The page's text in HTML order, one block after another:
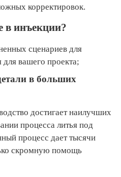
корректировок.
в инъекции?
сценариев для
вашего проекта;
в больших
достигает наилучших
процесса литья под
процесс дает тысячи
скромную помощь